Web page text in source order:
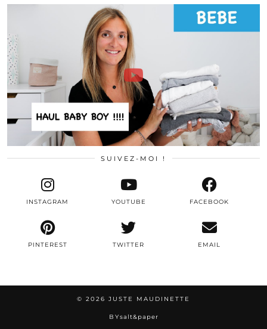
SUIVEZ-MOI !
TWITTER
INSTAGRAM FACEBOOK
PINTEREST
YOUTUBE
EMAIL
© 2026 JUSTE MAUDINETTE
BYsalt&paper